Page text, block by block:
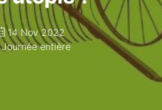
14 Nov 2022
Journée entière